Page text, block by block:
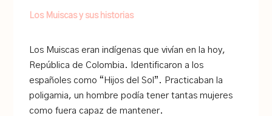
Los Muiscas y sus historias
Los Muiscas eran indígenas que vivían en la hoy,
República de Colombia. Identificaron a los
españoles como “Hijos del Sol”. Practicaban la
poligamia, un hombre podía tener tantas mujeres
como fuera capaz de mantener.